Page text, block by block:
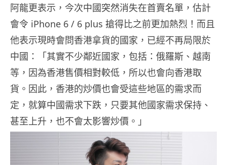
阿龍更表示，今次中國突然消失在首賣名單，估計
會令 iPhone 6 / 6 plus 搶得比之前更加熱烈！而且
他表示現時會問香港拿貨的國家，已經不再局限於
中國：「其實不少鄰近國家，包括：俄羅斯、越南
等，因為香港售價相對較低，所以也會向香港取
貨。因此，香港的炒價也會受這些地區的需求而
定，就算中國需求下跌，只要其他國家需求保持、
甚至上升，也不會太影響炒價。」